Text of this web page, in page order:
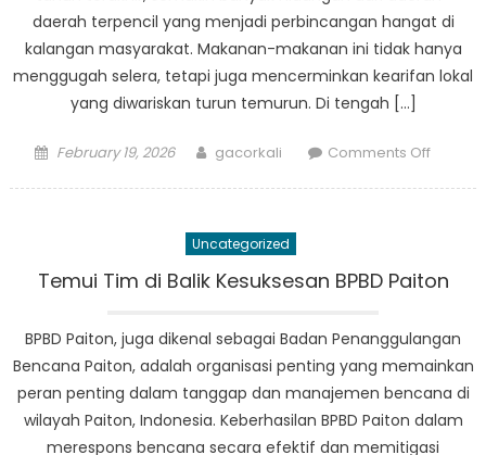
daerah terpencil yang menjadi perbincangan hangat di
kalangan masyarakat. Makanan-makanan ini tidak hanya
menggugah selera, tetapi juga mencerminkan kearifan lokal
yang diwariskan turun temurun. Di tengah […]
Posted
February 19, 2026 Author
gacorkali Comments Offon
Desa
Uncategorized
Temui Tim di Balik Kesuksesan BPBD Paiton
BPBD Paiton, juga dikenal sebagai Badan Penanggulangan
Bencana Paiton, adalah organisasi penting yang memainkan
peran penting dalam tanggap dan manajemen bencana di
wilayah Paiton, Indonesia. Keberhasilan BPBD Paiton dalam
merespons bencana secara efektif dan memitigasi